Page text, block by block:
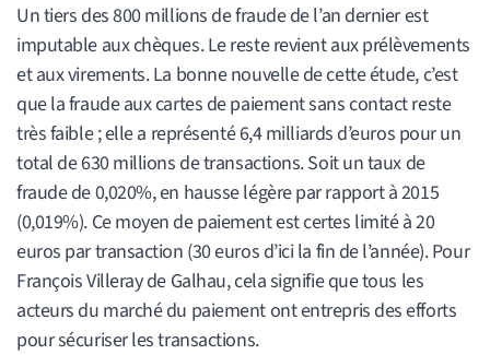
Un tiers des 800 millions de fraude de l’an dernier est
imputable aux chèques. Le reste revient aux prélèvements
et aux virements. La bonne nouvelle de cette étude, c’est
que la fraude aux cartes de paiement sans contact reste
très faible ; elle a représenté 6,4 milliards d’euros pour un
total de 630 millions de transactions. Soit un taux de
fraude de 0,020%, en hausse légère par rapport à 2015
(0,019%). Ce moyen de paiement est certes limité à 20
euros par transaction (30 euros d’ici la fin de l’année). Pour
François Villeray de Galhau, cela signifie que tous les
acteurs du marché du paiement ont entrepris des efforts
pour sécuriser les transactions.